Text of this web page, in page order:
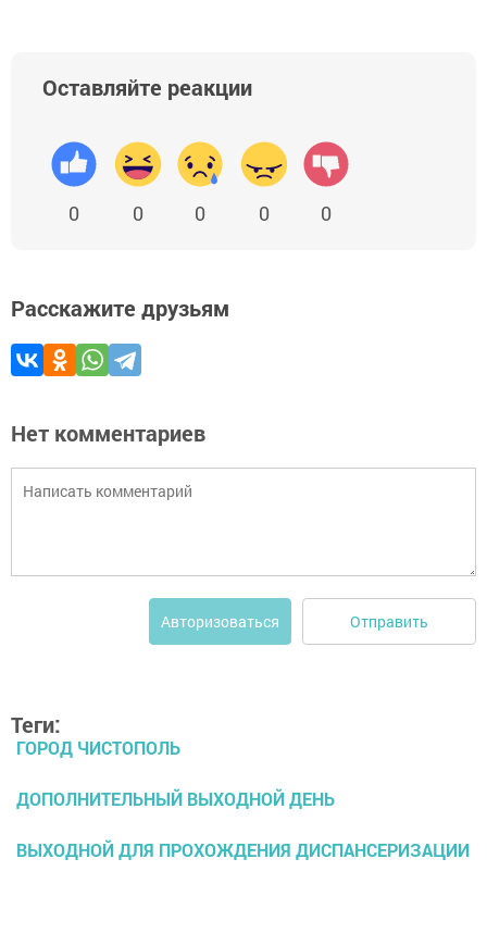
Оставляйте реакции
0 0 0 0 0
Расскажите друзьям
Нет комментариев
Авторизоваться Отправить
Теги:
ГОРОД ЧИСТОПОЛЬ
ДОПОЛНИТЕЛЬНЫЙ ВЫХОДНОЙ ДЕНЬ
ВЫХОДНОЙ ДЛЯ ПРОХОЖДЕНИЯ ДИСПАНСЕРИЗАЦИИ